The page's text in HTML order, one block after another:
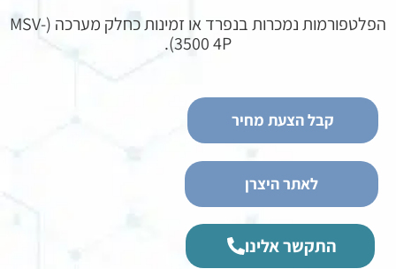
הפלטפורמות נמכרות בנפרד או זמינות כחלק מערכה (MSV-
3500 4P).
קבל הצעת מחיר
לאתר היצרן
התקשר אלינו